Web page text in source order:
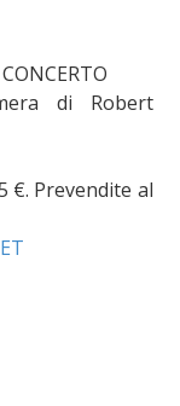
di Robert
€. Prevendite al